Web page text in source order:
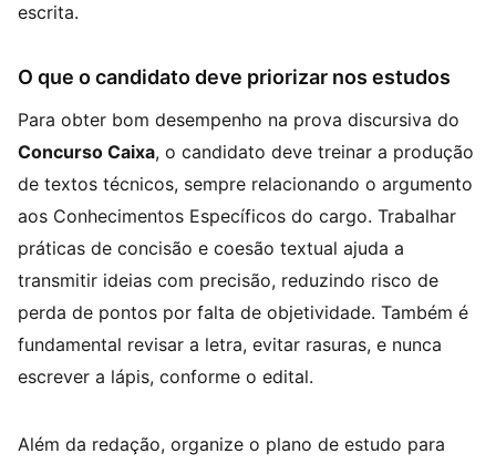
escrita.
O que o candidato deve priorizar nos estudos
Para obter bom desempenho na prova discursiva do
Concurso Caixa, o candidato deve treinar a produção
de textos técnicos, sempre relacionando o argumento
aos Conhecimentos Específicos do cargo. Trabalhar
práticas de concisão e coesão textual ajuda a
transmitir ideias com precisão, reduzindo risco de
perda de pontos por falta de objetividade. Também é
fundamental revisar a letra, evitar rasuras, e nunca
escrever a lápis, conforme o edital.
Além da redação, organize o plano de estudo para